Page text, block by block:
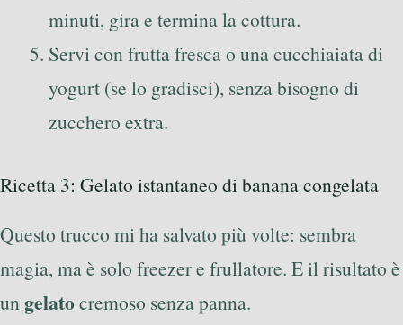
minuti, gira e termina la cottura.
Servi con frutta fresca o una cucchiaiata di
yogurt (se lo gradisci), senza bisogno di
zucchero extra.
Ricetta 3: Gelato istantaneo di banana congelata
Questo trucco mi ha salvato più volte: sembra
magia, ma è solo freezer e frullatore. E il risultato è
ungelatocremoso senza panna.